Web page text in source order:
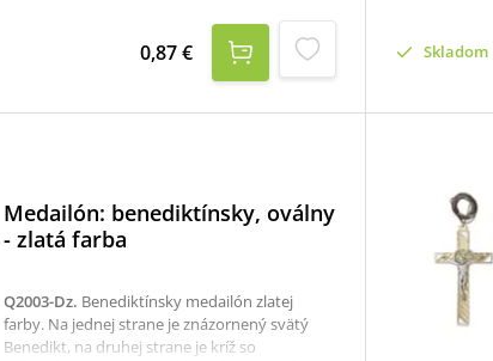
0,87 € Skladom
Medailón: benediktínsky, oválny
- zlatá farba
Q2003-Dz. Benediktínsky medailón zlatej
farby. Na jednej strane je znázornený svätý
Benedikt, na druhej strane je kríž so